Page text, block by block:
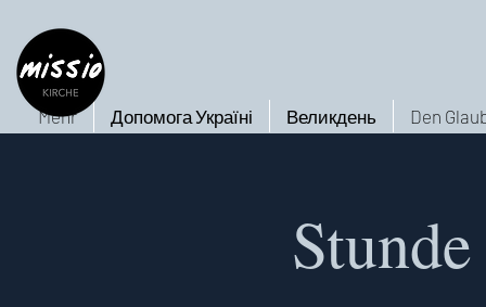
Den
Великдень
Допомога Україні
Mehr